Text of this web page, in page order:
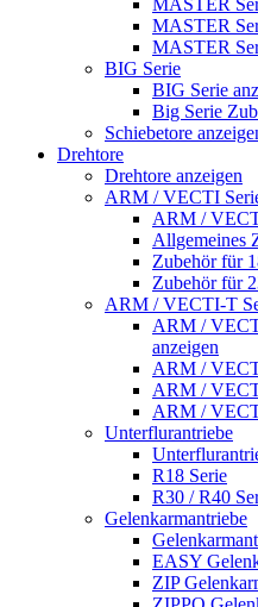
MASTER
MASTER
BIG Serie
BIG Serie
Big Serie
Schiebetore
Drehtore
Drehtore anzeigen
ARM / VECTI
ARM /
Allgemeines
Zubehör für
Zubehör für
ARM / VECTI-T
ARM /
anzeigen
ARM /
ARM /
ARM /
Unterflurantriebe
R18 Serie
R30 / R40
Gelenkarmantriebe
EASY
ZIP